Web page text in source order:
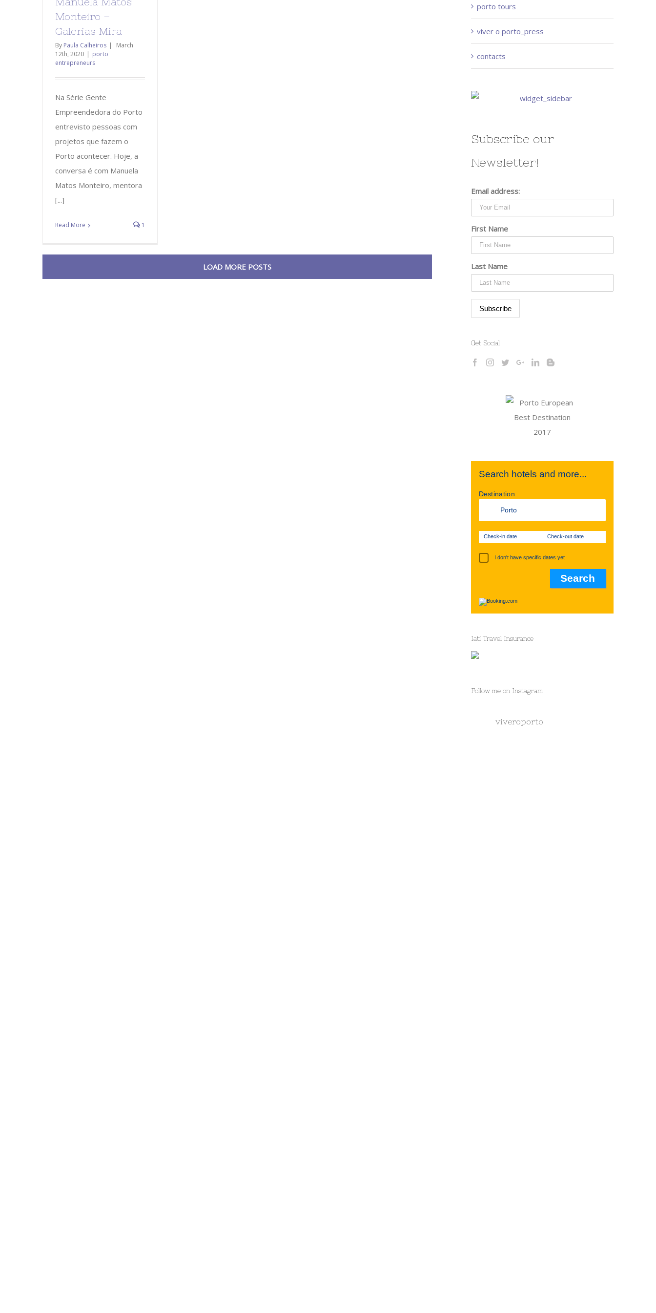
Monteiro –
Galerias Mira
By Paula Calheiros |
March
12th, 2020 | porto
entrepreneurs
Na Série Gente
Empreendedora do Porto
entrevisto pessoas com
projetos que fazem o
Porto acontecer. Hoje, a
conversa é com Manuela
Matos Monteiro, mentora
[...]
Read More 1
LOAD MORE POSTS
porto tours
viver o porto_press
contacts
Subscribe our
Newsletter!
Email address:
First Name
Last Name
Get Social
Search hotels and more...
Destination
Check-in date Check-out date
I don't have specific dates yet
Iati Travel Insurance
Follow me on Instagram
viveroporto